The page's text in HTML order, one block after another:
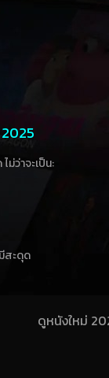
ม่ว่าจะเป็น:
สะดุด
ดูหนังใหม่